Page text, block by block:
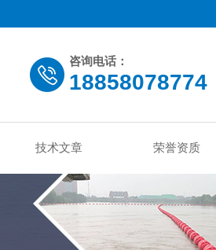
咨询电话：
18858078774
技术文章 荣誉资质